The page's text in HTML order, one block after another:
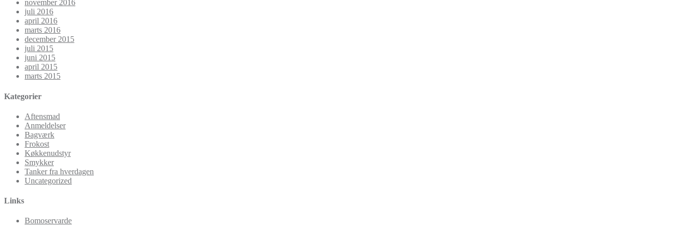
november 2016
juli 2016
april 2016
marts 2016
december 2015
juli 2015
juni 2015
april 2015
marts 2015
Kategorier
Aftensmad
Anmeldelser
Bagværk
Frokost
Køkkenudstyr
Smykker
Tanker fra hverdagen
Uncategorized
Links
Bomoservarde